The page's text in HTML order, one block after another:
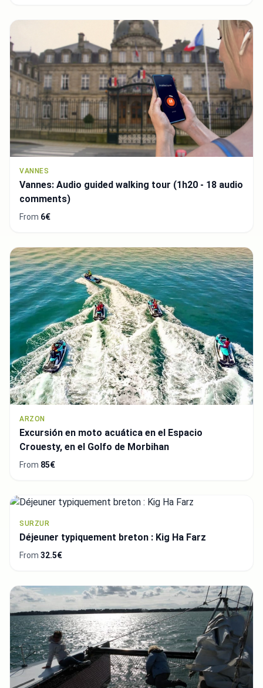
VANNES
Vannes: Audio guided walking tour (1h20 - 18 audio
comments)
From 6€
ARZON
Excursión en moto acuática en el Espacio
Crouesty, en el Golfo de Morbihan
From 85€
SURZUR
Déjeuner typiquement breton : Kig Ha Farz
From 32.5€